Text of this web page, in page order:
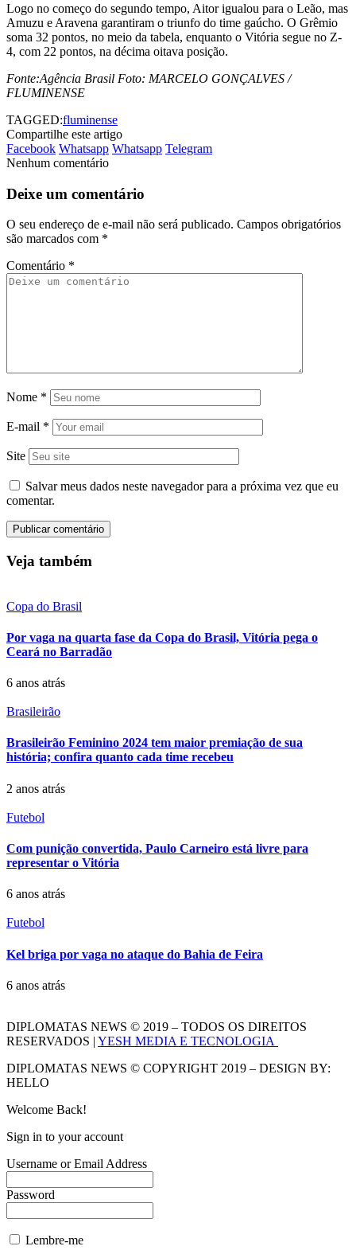
Logo no começo do segundo tempo, Aitor igualou para o Leão, mas
Amuzu e Aravena garantiram o triunfo do time gaúcho. O Grêmio
soma 32 pontos, no meio da tabela, enquanto o Vitória segue no Z-
4, com 22 pontos, na décima oitava posição.
Fonte:Agência Brasil Foto: MARCELO GONÇALVES /
FLUMINENSE
TAGGED:fluminense
Compartilhe este artigo
Facebook Whatsapp Whatsapp Telegram
Nenhum comentário
Deixe um comentário
O seu endereço de e-mail não será publicado. Campos obrigatórios
são marcados com *
Comentário *
Nome *
E-mail *
Site
Salvar meus dados neste navegador para a próxima vez que eu
comentar.
Veja também
Copa do Brasil
Por vaga na quarta fase da Copa do Brasil, Vitória pega o
Ceará no Barradão
6 anos atrás
Brasileirão
Brasileirão Feminino 2024 tem maior premiação de sua
história; confira quanto cada time recebeu
2 anos atrás
Futebol
Com punição convertida, Paulo Carneiro está livre para
representar o Vitória
6 anos atrás
Futebol
Kel briga por vaga no ataque do Bahia de Feira
6 anos atrás
DIPLOMATAS NEWS © 2019 – TODOS OS DIREITOS
RESERVADOS | YESH MEDIA E TECNOLOGIA
DIPLOMATAS NEWS © COPYRIGHT 2019 – DESIGN BY:
HELLO
Welcome Back!
Sign in to your account
Username or Email Address
Password
Lembre-me